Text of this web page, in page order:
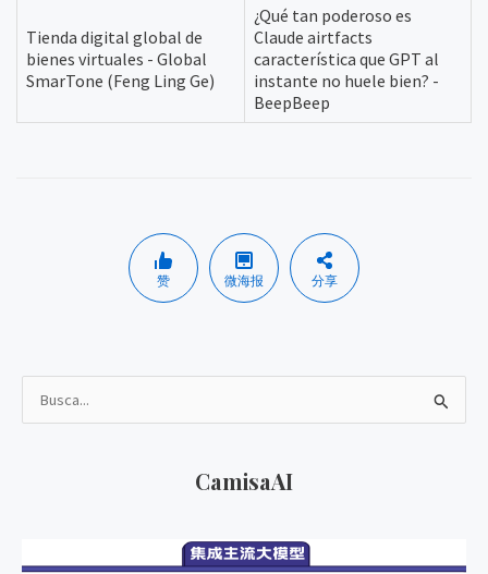
Tienda digital global de
bienes virtuales - Global
SmarTone (Feng Ling Ge)
¿Qué tan poderoso es
Claude airtfacts
característica que GPT al
instante no huele bien? -
BeepBeep
赞 微海报 分享
r
CamisaAI